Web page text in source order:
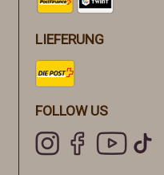
LIEFERUNG
FOLLOW US